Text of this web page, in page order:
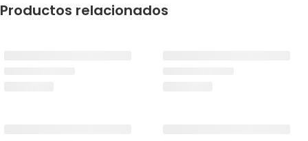
Productos relacionados